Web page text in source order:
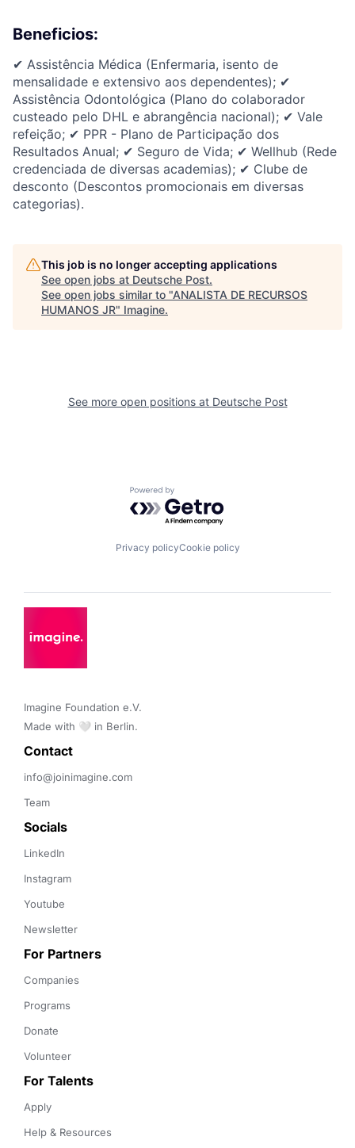
Beneficios:
✔ Assistência Médica (Enfermaria, isento de
mensalidade e extensivo aos dependentes); ✔
Assistência Odontológica (Plano do colaborador
custeado pelo DHL e abrangência nacional); ✔ Vale
refeição; ✔ PPR - Plano de Participação dos
Resultados Anual; ✔ Seguro de Vida; ✔ Wellhub (Rede
credenciada de diversas academias); ✔ Clube de
desconto (Descontos promocionais em diversas
categorias).
This job is no longer accepting applications
See open jobs at Deutsche Post.
See open jobs similar to "ANALISTA DE RECURSOS
HUMANOS JR" Imagine.
See more open positions at Deutsche Post
Powered by Getro.com
Privacy policyCookie policy
Imagine Foundation e.V.
Made with 🤍 in Berlin.
Contact
info@joinimagine.com
Team
Socials
LinkedIn
Instagram
Youtube
Newsletter
For Partners
Companies
Programs
Donate
Volunteer
For Talents
Apply
Help & Resources